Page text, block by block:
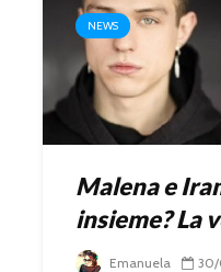
NEWS
Malena e
insieme? La
Emanuela 30/